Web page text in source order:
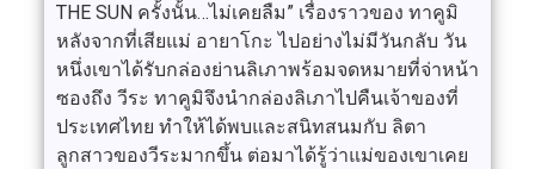
THE SUN ครั้งนั้น…ไม่เคยลืม” เรื่องราวของ ทาคูมิ
หลังจากที่เสียแม่ อายาโกะ ไปอย่างไม่มีวันกลับ วัน
หนึ่งเขาได้รับกล่องย่านลิเภาพร้อมจดหมายที่จ่าหน้า
ซองถึง วีระ ทาคูมิจึงนำกล่องลิเภาไปคืนเจ้าของที่
ประเทศไทย ทำให้ได้พบและสนิทสนมกับ ลิตา
ลูกสาวของวีระมากขึ้น ต่อมาได้รู้ว่าแม่ของเขาเคย